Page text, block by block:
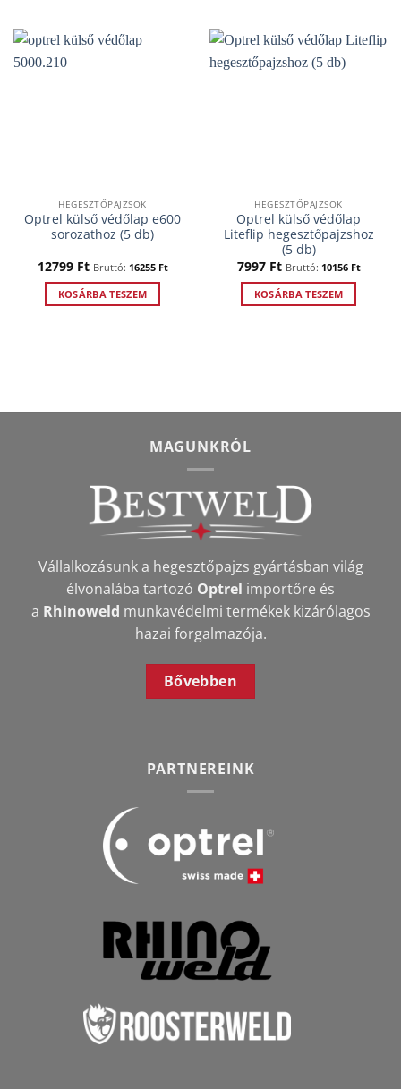
HEGESZTŐPAJZSOK
Optrel külső védőlap e600
sorozathoz (5 db)
12799 Ft Bruttó: 16255 Ft
KOSÁRBA TESZEM
HEGESZTŐPAJZSOK
Optrel külső védőlap
Liteflip hegesztőpajzshoz
(5 db)
7997 Ft Bruttó: 10156 Ft
KOSÁRBA TESZEM
MAGUNKRÓL
Vállalkozásunk a hegesztőpajzs gyártásban világ
élvonalába tartozó Optrel importőre és
a Rhinoweld munkavédelmi termékek kizárólagos
hazai forgalmazója.
Bővebben
PARTNEREINK